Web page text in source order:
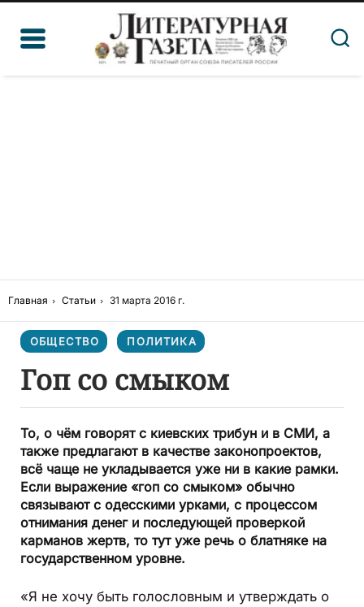
Главная Статьи 31 марта 2016 г.
ОБЩЕСТВО ПОЛИТИКА
Гоп со смыком
То, о чём говорят с киевских трибун и в СМИ, а
также предлагают в качестве законопроектов,
всё чаще не укладывается уже ни в какие рамки.
Если выражение «гоп со смыком» обычно
связывают с одесскими урками, с процессом
отнимания денег и последующей проверкой
карманов жертв, то тут уже речь о блатняке на
государственном уровне.
«Я не хочу быть голословным и утверждать о